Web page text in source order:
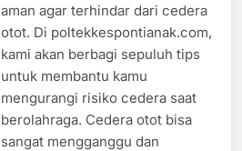
aman agar terhindar dari cedera
otot. Di poltekkespontianak.com,
kami akan berbagi sepuluh tips
untuk membantu kamu
mengurangi risiko cedera saat
berolahraga. Cedera otot bisa
sangat mengganggu dan